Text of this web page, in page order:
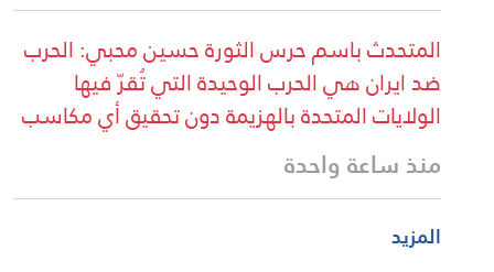
المتحدث باسم حرس الثورة حسين محبي: الحرب
ضد ايران هي الحرب الوحيدة التي تُقرّ فيها
الولايات المتحدة بالهزيمة دون تحقيق أي مكاسب
منذ ساعة واحدة
المزيد